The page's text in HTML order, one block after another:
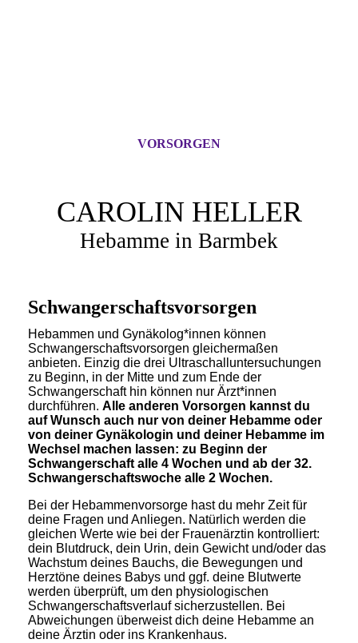
VORSORGEN
CAROLIN HELLER
Hebamme in Barmbek
Schwangerschaftsvorsorgen
Hebammen und Gynäkolog*innen können
Schwangerschaftsvorsorgen gleichermaßen
anbieten. Einzig die drei Ultraschalluntersuchungen
zu Beginn, in der Mitte und zum Ende der
Schwangerschaft hin können nur Ärzt*innen
durchführen. Alle anderen Vorsorgen kannst du
auf Wunsch auch nur von deiner Hebamme oder
von deiner Gynäkologin und deiner Hebamme im
Wechsel machen lassen: zu Beginn der
Schwangerschaft alle 4 Wochen und ab der 32.
Schwangerschaftswoche alle 2 Wochen.
Bei der Hebammenvorsorge hast du mehr Zeit für
deine Fragen und Anliegen. Natürlich werden die
gleichen Werte wie bei der Frauenärztin kontrolliert:
dein Blutdruck, dein Urin, dein Gewicht und/oder das
Wachstum deines Bauchs, die Bewegungen und
Herztöne deines Babys und ggf. deine Blutwerte
werden überprüft, um den physiologischen
Schwangerschaftsverlauf sicherzustellen. Bei
Abweichungen überweist dich deine Hebamme an
deine Ärztin oder ins Krankenhaus.